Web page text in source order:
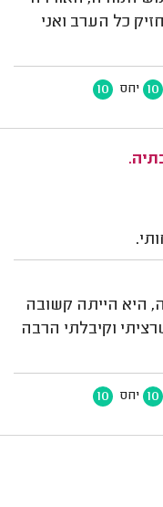
כל הערב ואני
10 יחס 10
היא הייתה קשובה
וקיבלתי הרבה
10 יחס 10